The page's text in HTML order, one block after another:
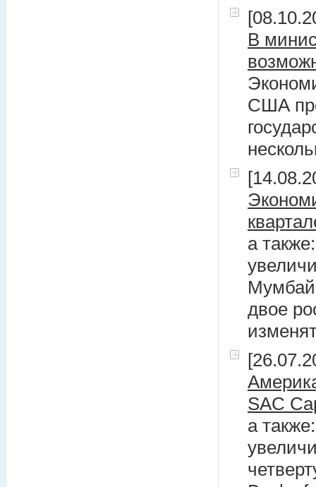
В
США
а
двое
SAC
а